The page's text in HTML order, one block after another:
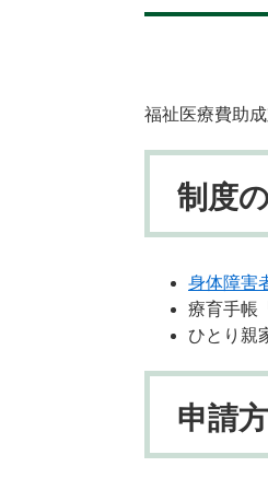
福祉医療費助
制度
身体障害
療育手帳
ひとり親
申請